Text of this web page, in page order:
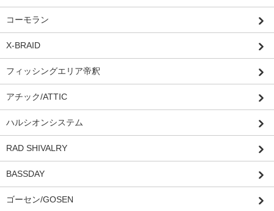
コーモラン
X-BRAID
フィッシングエリア帝釈
アチック/ATTIC
ハルシオンシステム
RAD SHIVALRY
BASSDAY
ゴーセン/GOSEN